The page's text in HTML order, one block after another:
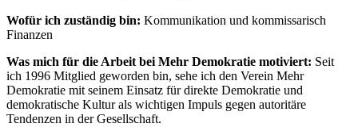
Wofür ich zuständig bin: Kommunikation und kommissarisch
Finanzen
Was mich für die Arbeit bei Mehr Demokratie motiviert: Seit
ich 1996 Mitglied geworden bin, sehe ich den Verein Mehr
Demokratie mit seinem Einsatz für direkte Demokratie und
demokratische Kultur als wichtigen Impuls gegen autoritäre
Tendenzen in der Gesellschaft.